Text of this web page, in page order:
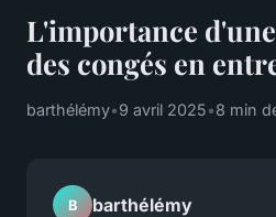
L'importance
des congés en
barthélémy•9 avril 2025•8 min
B barthélémy